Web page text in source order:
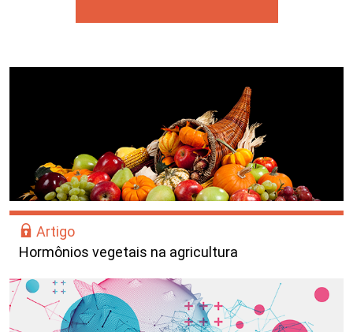
Artigo
Hormônios vegetais na agricultura